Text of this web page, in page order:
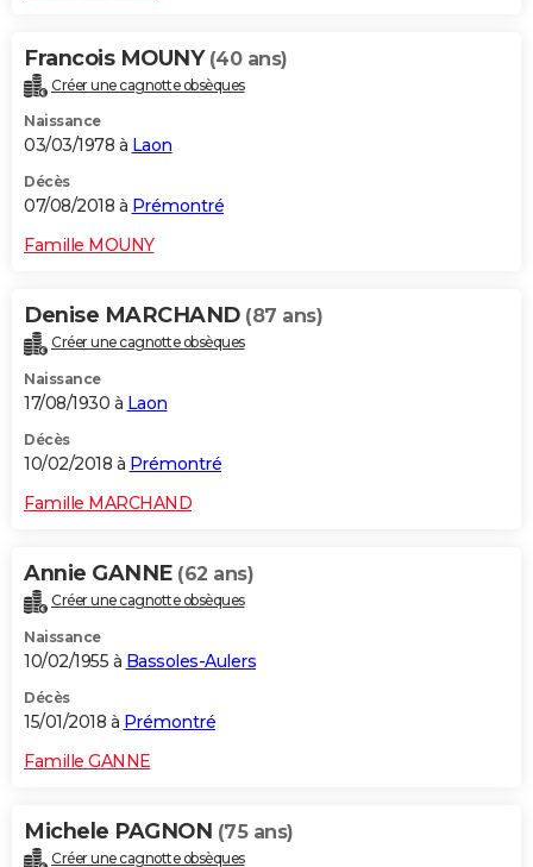
Francois MOUNY (40 ans)
Créer une cagnotte obsèques
Naissance
03/03/1978 à Laon
Décès
07/08/2018 à Prémontré
Famille MOUNY
Denise MARCHAND (87 ans)
Créer une cagnotte obsèques
Naissance
17/08/1930 à Laon
Décès
10/02/2018 à Prémontré
Famille MARCHAND
Annie GANNE (62 ans)
Créer une cagnotte obsèques
Naissance
10/02/1955 à Bassoles-Aulers
Décès
15/01/2018 à Prémontré
Famille GANNE
Michele PAGNON (75 ans)
Créer une cagnotte obsèques